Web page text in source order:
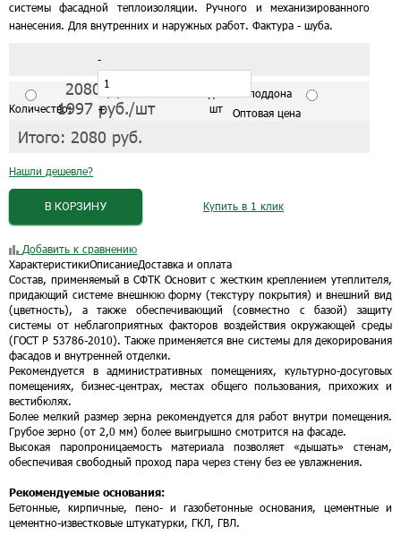
системы фасадной теплоизоляции. Ручного и механизированного
нанесения. Для внутренних и наружных работ. Фактура - шуба.
Количество:
-
+ шт
2080руб./шт С завода от 1 поддона
1997 руб./шт Оптовая цена
Итого: 2080 руб.
Нашли дешевле?
Купить в 1 клик
В КОРЗИНУ
Добавить к сравнению
ХарактеристикиОписаниеДоставка и оплата
Состав, применяемый в СФТК Основит с жестким креплением утеплителя,
придающий системе внешнюю форму (текстуру покрытия) и внешний вид
(цветность), а также обеспечивающий (совместно с базой) защиту
системы от неблагоприятных факторов воздействия окружающей среды
(ГОСТ Р 53786-2010). Также применяется вне системы для декорирования
фасадов и внутренней отделки.
Рекомендуется в административных помещениях, культурно-досуговых
помещениях, бизнес-центрах, местах общего пользования, прихожих и
вестибюлях.
Более мелкий размер зерна рекомендуется для работ внутри помещения.
Грубое зерно (от 2,0 мм) более выигрышно смотрится на фасаде.
Высокая паропроницаемость материала позволяет «дышать» стенам,
обеспечивая свободный проход пара через стену без ее увлажнения.
Рекомендуемые основания:
Бетонные, кирпичные, пено- и газобетонные основания, цементные и
цементно-известковые штукатурки, ГКЛ, ГВЛ.